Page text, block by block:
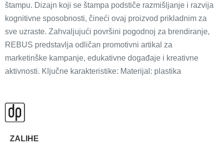
štampu. Dizajn koji se štampa podstiče razmišljanje i razvija
kognitivne sposobnosti, čineći ovaj proizvod prikladnim za
sve uzraste. Zahvaljujući površini pogodnoj za brendiranje,
REBUS predstavlja odličan promotivni artikal za
marketinške kampanje, edukativne događaje i kreativne
aktivnosti. Ključne karakteristike: Materijal: plastika
ZALIHE